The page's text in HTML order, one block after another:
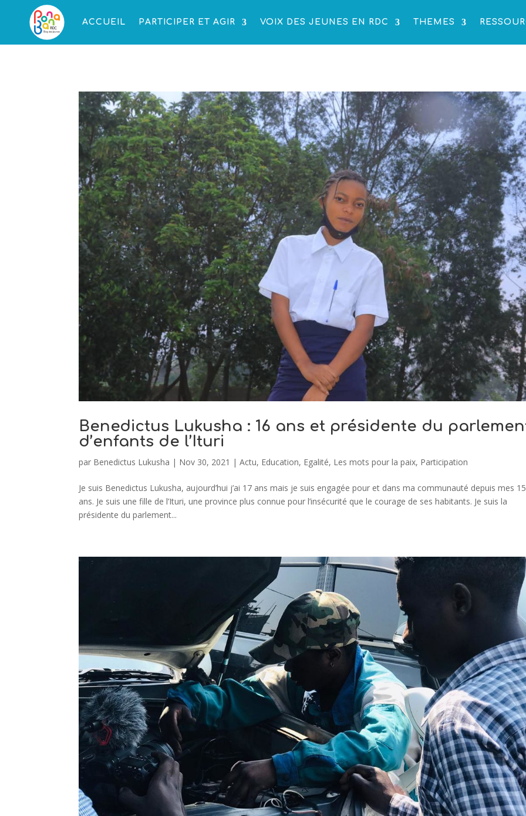
ACCUEIL PARTICIPER ET AGIR VOIX DES JEUNES EN RDC THEMES
Benedictus Lukusha : 16 ans et présidente du
d’enfants de l’Ituri
par Benedictus Lukusha | Nov 30, 2021 |Actu, Education, Egalité, Les mots pour la paix, Participation
Je suis Benedictus Lukusha, aujourd’hui j’ai 17 ans mais je suis engagée pour et dans ma communauté depuis mes 15
ans. Je suis une fille de l’Ituri, une province plus connue pour l’insécurité que le courage de ses habitants. Je suis la
présidente du parlement...